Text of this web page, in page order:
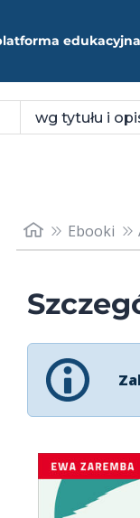
edukacyjna
Ebooki